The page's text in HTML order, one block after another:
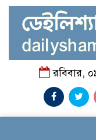
রবিবার,